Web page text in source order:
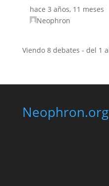
hace 3 años, 11 meses
Neophron
Viendo 8 debates - del 1
Neophron.org